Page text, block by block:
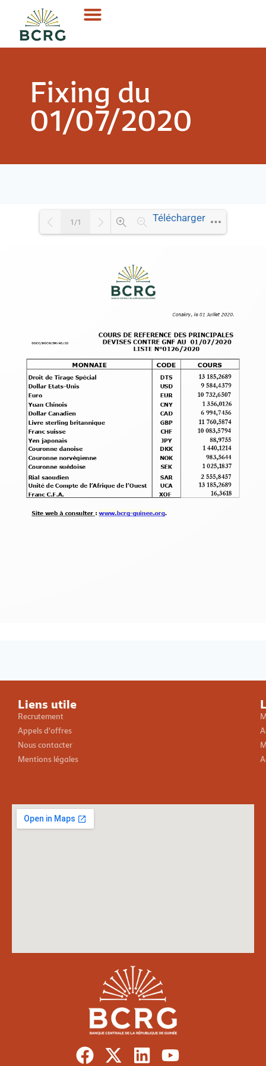
Fixing du
01/07/2020
1/1 Télécharger
Liens utile
Recrutement
Appels d'offres
Nous contacter
Mentions légales